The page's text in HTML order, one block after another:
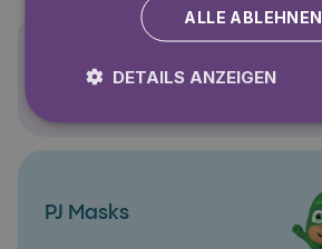
Polly Pocket
PJ Masks
ALLE ABLEHNEN
DETAILS ANZEIGEN